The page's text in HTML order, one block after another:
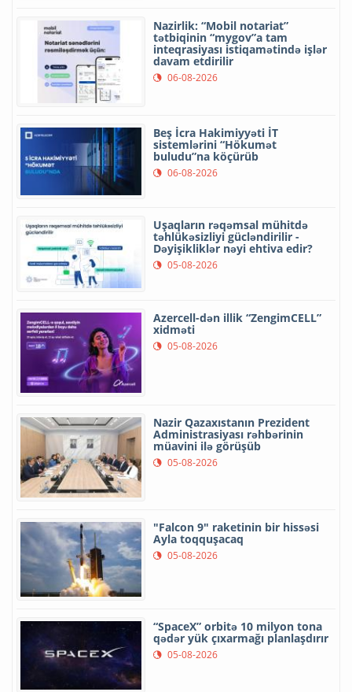
Nazirlik: “Mobil notariat”
tətbiqinin “mygov”a tam
inteqrasiyası istiqamətində işlər
davam etdirilir
06-08-2026
Beş İcra Hakimiyyəti İT
sistemlərini “Hökumət
buludu”na köçürüb
06-08-2026
Uşaqların rəqəmsal mühitdə
təhlükəsizliyi gücləndirilir -
Dəyişikliklər nəyi ehtiva edir?
05-08-2026
Azercell-dən illik “ZengimCELL”
xidməti
05-08-2026
Nazir Qazaxıstanın Prezident
Administrasiyası rəhbərinin
müavini ilə görüşüb
05-08-2026
"Falcon 9" raketinin bir hissəsi
Ayla toqquşacaq
05-08-2026
“SpaceX” orbitə 10 milyon tona
qədər yük çıxarmağı planlaşdırır
05-08-2026